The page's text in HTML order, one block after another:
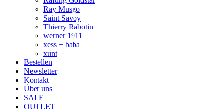
Ray Musgo
Saint Savoy
Thierry Rabotin
werner 1911
xess + baba
xunt
Bestellen
Newsletter
Kontakt
Über uns
SALE
OUTLET